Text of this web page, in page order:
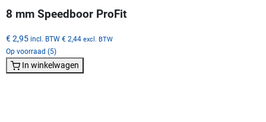
8 mm Speedboor ProFit
€ 2,95 incl. BTW € 2,44 excl. BTW
Op voorraad (5)
In winkelwagen